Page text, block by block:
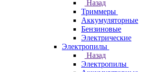
Назад
Триммеры
Аккумуляторные
Бензиновые
Электрические
Электропилы
Назад
Электропилы